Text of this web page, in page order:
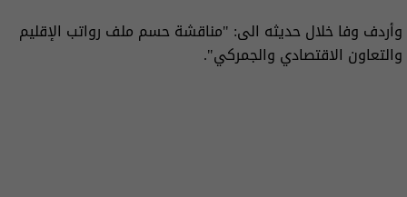
وأردف وفا خلال حديثه الى: "مناقشة حسم ملف رواتب الإقليم
والتعاون الاقتصادي والجمركي".